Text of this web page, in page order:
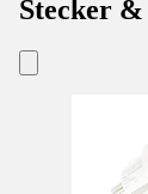
Stecker